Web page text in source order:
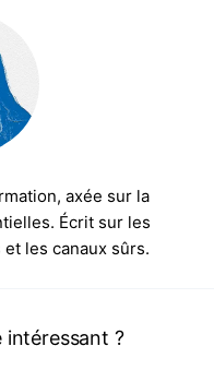
axée sur la
Écrit sur les
les canaux sûrs.
?